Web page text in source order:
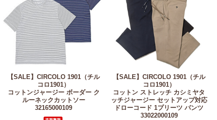
【SALE】CIRCOLO 1901（チル
コロ1901）
コットンジャージー ボーダー ク
ルーネックカットソー
32165000109
【SALE】 CIRCOLO 1901（チル
コロ1901）
コットン ストレッチ カシミヤタ
ッチジャージー セットアップ対応
ドローコード 1プリーツ パンツ
33022000109